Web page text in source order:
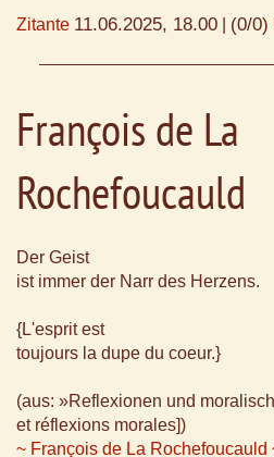
Zitante 11.06.2025, 18.00 (0/0)
François de La
Rochefoucauld
Der Geist
ist immer der Narr des Herzens.
{L'esprit est
toujours la dupe du coeur.}
(aus: »Reflexionen und
et réflexions morales])
~ François de La Rochefoucauld